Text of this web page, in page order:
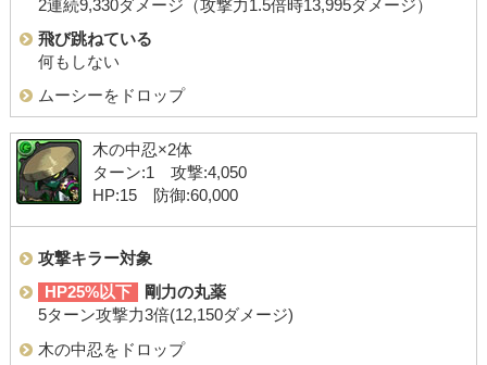
2連続9,330ダメージ（攻撃力1.5倍時13,995ダメージ）
飛び跳ねている
何もしない
ムーシーをドロップ
木の中忍×2体
ターン:1 攻撃:4,050
HP:15 防御:60,000
攻撃キラー対象
HP25%以下
剛力の丸薬
5ターン攻撃力3倍(12,150ダメージ)
木の中忍をドロップ